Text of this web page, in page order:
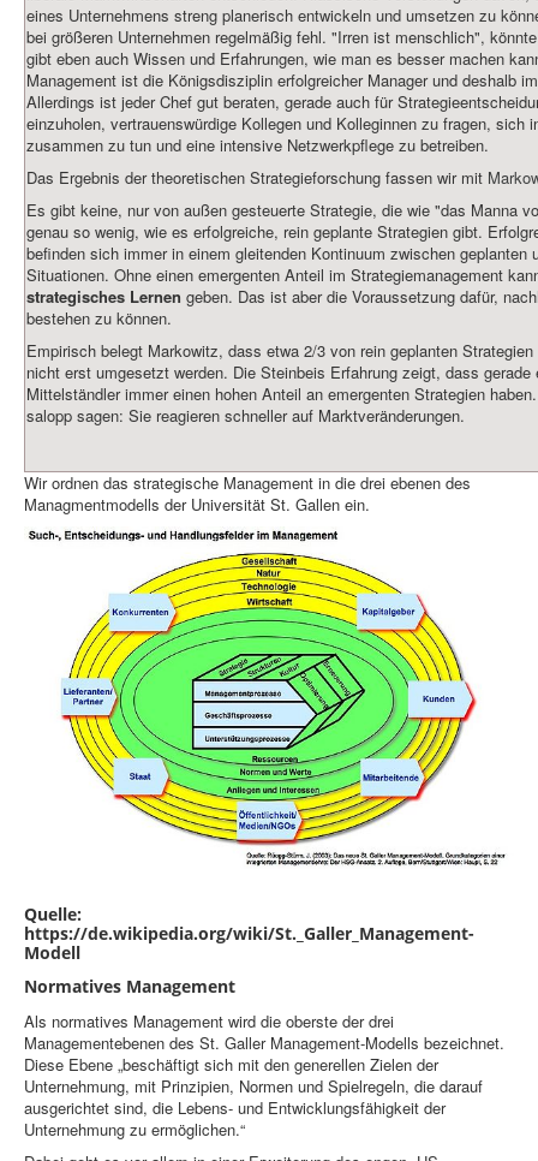
eines Unternehmens streng planerisch entwickeln und umsetzen zu
bei größeren Unternehmen regelmäßig fehl. "Irren ist menschlich",
gibt eben auch Wissen und Erfahrungen, wie man es besser machen
Management ist die Königsdisziplin erfolgreicher Manager und deshalb
Allerdings ist jeder Chef gut beraten, gerade auch für
einzuholen, vertrauenswürdige Kollegen und Kolleginnen zu fragen, sich
zusammen zu tun und eine intensive Netzwerkpflege zu betreiben.
Das Ergebnis der theoretischen Strategieforschung fassen wir mit
Es gibt keine, nur von außen gesteuerte Strategie, die wie "das Manna
genau so wenig, wie es erfolgreiche, rein geplante Strategien gibt.
befinden sich immer in einem gleitenden Kontinuum zwischen geplanten
Situationen. Ohne einen emergenten Anteil im Strategiemanagement
strategisches Lernen geben. Das ist aber die Voraussetzung dafür,
bestehen zu können.
Empirisch belegt Markowitz, dass etwa 2/3 von rein geplanten
nicht erst umgesetzt werden. Die Steinbeis Erfahrung zeigt, dass gerade
Mittelständler immer einen hohen Anteil an emergenten Strategien
salopp sagen: Sie reagieren schneller auf Marktveränderungen.
Wir ordnen das strategische Management in die drei ebenen des
Managmentmodells der Universität St. Gallen ein.
Quelle:
https://de.wikipedia.org/wiki/St._Galler_Management-
Modell
Normatives Management
Als normatives Management wird die oberste der drei
Managementebenen des St. Galler Management-Modells bezeichnet.
Diese Ebene „beschäftigt sich mit den generellen Zielen der
Unternehmung, mit Prinzipien, Normen und Spielregeln, die darauf
ausgerichtet sind, die Lebens- und Entwicklungsfähigkeit der
Unternehmung zu ermöglichen.“